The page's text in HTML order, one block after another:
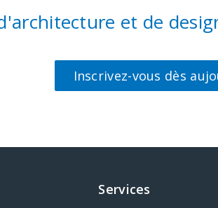
et de
Inscrivez-vous dès
Services